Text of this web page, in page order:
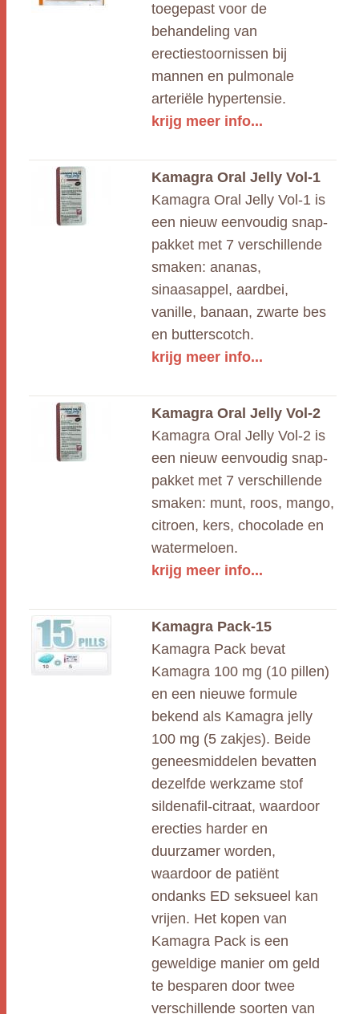
toegepast voor de
behandeling van
erectiestoornissen bij
mannen en pulmonale
arteriële hypertensie.
krijg meer info...
Kamagra Oral Jelly Vol-1
Kamagra Oral Jelly Vol-1 is
een nieuw eenvoudig snap-
pakket met 7 verschillende
smaken: ananas,
sinaasappel, aardbei,
vanille, banaan, zwarte bes
en butterscotch.
krijg meer info...
Kamagra Oral Jelly Vol-2
Kamagra Oral Jelly Vol-2 is
een nieuw eenvoudig snap-
pakket met 7 verschillende
smaken: munt, roos, mango,
citroen, kers, chocolade en
watermeloen.
krijg meer info...
Kamagra Pack-15
Kamagra Pack bevat
Kamagra 100 mg (10 pillen)
en een nieuwe formule
bekend als Kamagra jelly
100 mg (5 zakjes). Beide
geneesmiddelen bevatten
dezelfde werkzame stof
sildenafil-citraat, waardoor
erecties harder en
duurzamer worden,
waardoor de patiënt
ondanks ED seksueel kan
vrijen. Het kopen van
Kamagra Pack is een
geweldige manier om geld
te besparen door twee
verschillende soorten van